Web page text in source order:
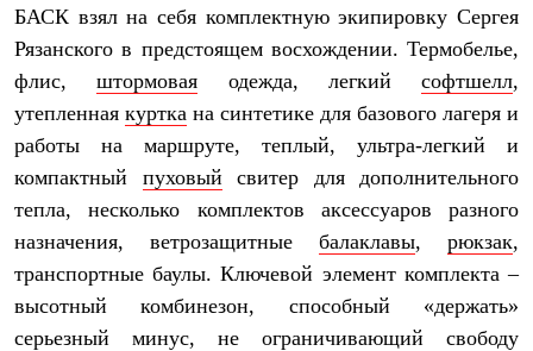
Брюки
Софтшелл одежда
Флисовая одежда
Куртки
Брюки
Жилеты
Комбинезоны
Термобелье
Комплект термобелья
Снаряжение
Палатки и тенты
Тенты
Аксессуары для палаток
БАСК взял на себя комплектную экипировку Сергея
Рязанского в предстоящем восхождении. Термобелье,
флис,
штормовая одежда, легкий софтшелл,
утепленная куртка на синтетике для базового лагеря и
работы на маршруте, теплый, ультра-легкий и
компактный
пуховый
свитер для дополнительного
тепла, несколько комплектов аксессуаров разного
назначения, ветрозащитные
балаклавы, рюкзак,
транспортные баулы. Ключевой элемент комплекта –
высотный комбинезон, способный «держать»
серьезный минус, не ограничивающий свободу